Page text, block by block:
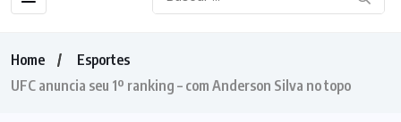
Home
Esportes
UFC anuncia seu 1º ranking – com Anderson Silva no topo